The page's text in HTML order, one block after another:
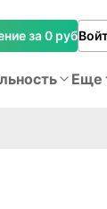
за 0 руб
Еще